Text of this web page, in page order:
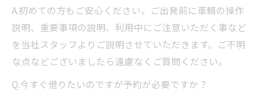
A.初めての方もご安心ください。ご出発前に車輌の操作
説明、重要事項の説明、利用中にご注意いただく事など
を当社スタッフよりご説明させていただきます。ご不明
な点などございましたら遠慮なくご質問ください。
Q.今すぐ借りたいのですが予約が必要ですか？